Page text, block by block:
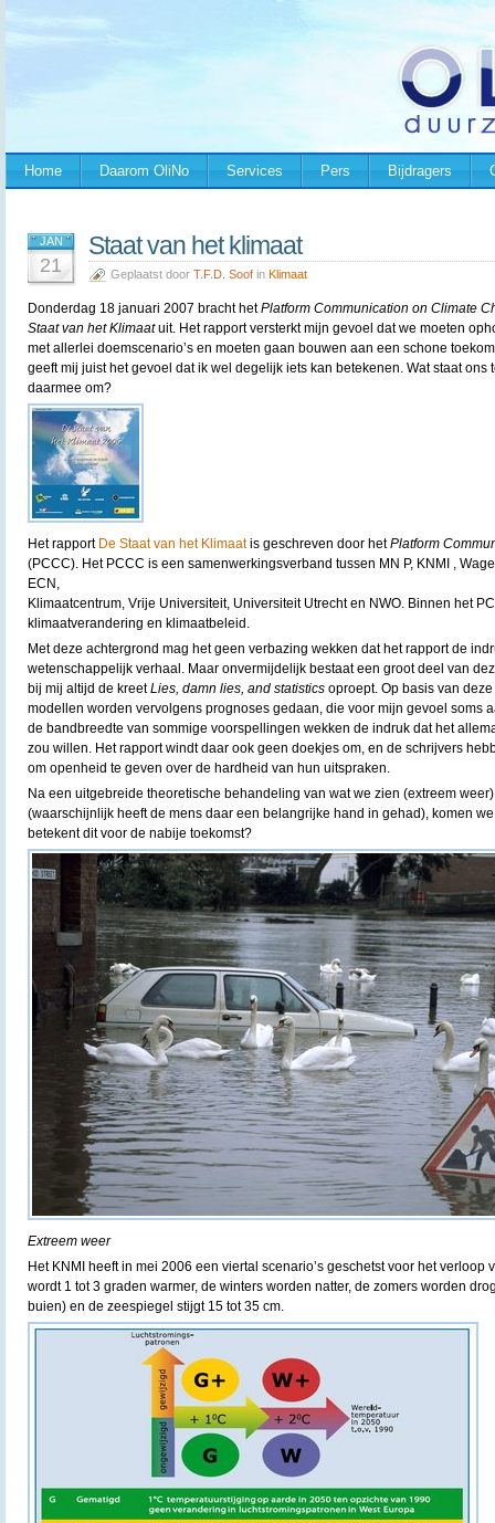
Home Daarom OliNo Services Pers Bijdragers
JAN
21
Staat van het klimaat
Geplaatst door T.F.D. Soof in Klimaat
Donderdag 18 januari 2007 bracht hetPlatform Communication on Climate
Staat van het Klimaatuit. Het rapport versterkt mijn gevoel dat we moeten
met allerlei doemscenario’s en moeten gaan bouwen aan een schone
geeft mij juist het gevoel dat ik wel degelijk iets kan betekenen. Wat staat ons
daarmee om?
Het rapport De Staat van het Klimaatis geschreven door hetPlatform
(PCCC). Het PCCC is een samenwerkingsverband tussen MN P, KNMI ,
ECN,
Klimaatcentrum, Vrije Universiteit, Universiteit Utrecht en NWO. Binnen het
klimaatverandering en klimaatbeleid.
Met deze achtergrond mag het geen verbazing wekken dat het rapport de
wetenschappelijk verhaal. Maar onvermijdelijk bestaat een groot deel van
bij mij altijd de kreetLies, damn lies, and statistics oproept. Op basis van
modellen worden vervolgens prognoses gedaan, die voor mijn gevoel soms
de bandbreedte van sommige voorspellingen wekken de indruk dat het
zou willen. Het rapport windt daar ook geen doekjes om, en de schrijvers
om openheid te geven over de hardheid van hun uitspraken.
Na een uitgebreide theoretische behandeling van wat we zien (extreem
(waarschijnlijk heeft de mens daar een belangrijke hand in gehad), komen
betekent dit voor de nabije toekomst?
Extreem weer
Het KNMI heeft in mei 2006 een viertal scenario’s geschetst voor het verloop
wordt 1 tot 3 graden warmer, de winters worden natter, de zomers worden
buien) en de zeespiegel stijgt 15 tot 35 cm.